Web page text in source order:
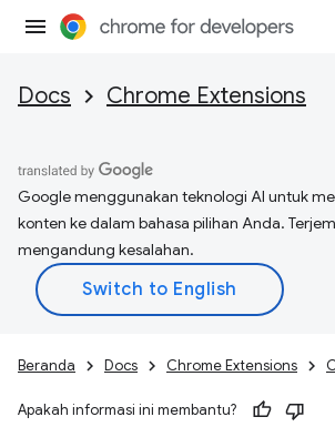
Docs Chrome Extensions
Google menggunakan teknologi AI untuk
konten ke dalam bahasa pilihan Anda.
mengandung kesalahan.
Beranda Docs Chrome Extensions
Apakah informasi ini membantu?